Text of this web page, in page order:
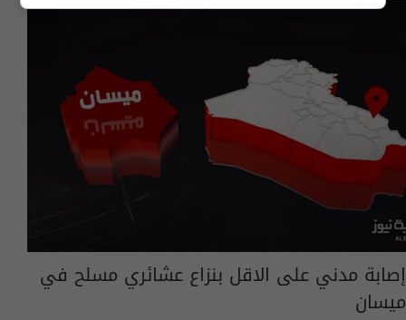
إصابة مدني على الاقل بنزاع عشائري مسلح في
ميسان